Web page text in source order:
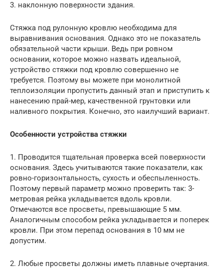
3. наклонную поверхности здания.
Стяжка под рулонную кровлю необходима для
выравнивания основания. Однако это не показатель
обязательной части крыши. Ведь при ровном
основании, которое можно назвать идеальной,
устройство стяжки под кровлю совершенно не
требуется. Поэтому вы можете при монолитной
теплоизоляции пропустить данный этап и приступить к
нанесению прай-мер, качественной грунтовки или
наливного покрытия. Конечно, это наилучший вариант.
Особенности устройства стяжки
1. Проводится тщательная проверка всей поверхности
основания. Здесь учитываются такие показатели, как
ровно-горизонтальность, сухость и обеспыленность.
Поэтому первый параметр можно проверить так: 3-
метровая рейка укладывается вдоль кровли.
Отмечаются все просветы, превышающие 5 мм.
Аналогичным способом рейка укладывается и поперек
кровли. При этом перепад основания в 10 мм не
допустим.
2. Любые просветы должны иметь плавные очертания.